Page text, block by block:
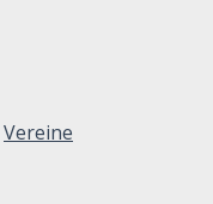
Vereine